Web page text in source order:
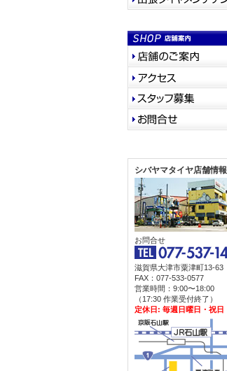
シバヤマタイヤ店舗情報
お問合せ
滋賀県大津市粟津町13-63
FAX：077-533-0577
営業時間：9:00〜18:00
（17:30 作業受付終了）
定休日: 毎週日曜日・祝日